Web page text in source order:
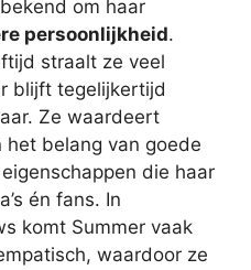
om haar
persoonlijkheid.
straalt ze veel
blijft tegelijkertijd
Ze waardeert
het belang van goede
die haar
én fans. In
komt Summer vaak
waardoor ze